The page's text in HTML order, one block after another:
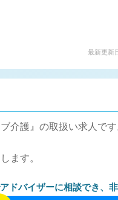
最新更新
介護』の取扱い求人です
ます。
ドバイザーに相談でき、